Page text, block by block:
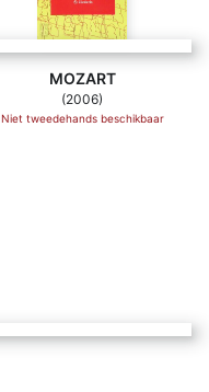
MOZART
(2006)
Niet tweedehands beschikbaar